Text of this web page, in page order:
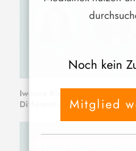
Iwonna Riesenfeld - SIBO
Differentialdiagnostik und
Noch kein
Mitglied